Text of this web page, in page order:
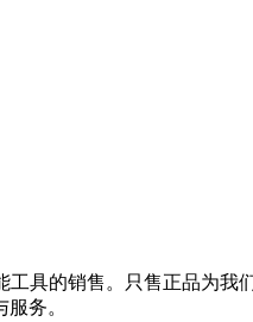
具的销售。只售正品为
务。